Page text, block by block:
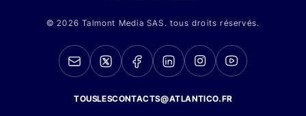
© 2026 Talmont Media SAS. tous droits réservés.
TOUSLESCONTACTS@ATLANTICO.FR